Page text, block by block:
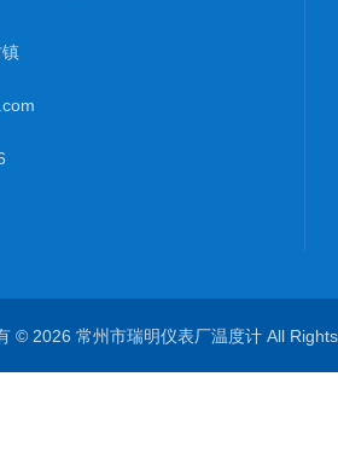
© 2026 常州市瑞明仪表厂温度计 All